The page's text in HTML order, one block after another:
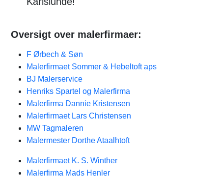
Oversigt over malerfirmaer:
F Ørbech & Søn
Malerfirmaet Sommer & Hebeltoft aps
BJ Malerservice
Henriks Spartel og Malerfirma
Malerfirma Dannie Kristensen
Malerfirmaet Lars Christensen
MW Tagmaleren
Malermester Dorthe Ataalhtoft
Malerfirmaet K. S. Winther
Malerfirma Mads Henler